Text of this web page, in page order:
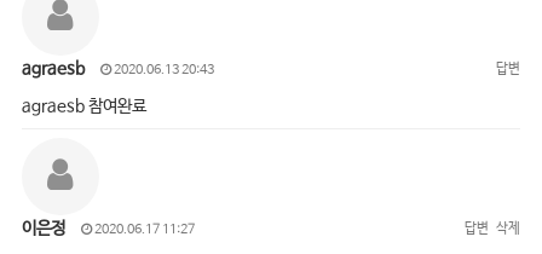
agraesb 2020.06.13 20:43 답변
agraesb 참여완료
이은정 2020.06.17 11:27 답변 삭제